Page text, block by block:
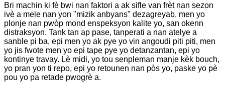
Bri machin ki fè bwi nan faktori a ak sifle van frèt nan sezon
ivè a mele nan yon "mizik anbyans" dezagreyab, men yo
plonje nan pwòp mond enspeksyon kalite yo, san okenn
distraksyon. Tank tan ap pase, tanperati a nan atelye a
sanble pi ba, epi men yo ak pye yo vin angoudi piti piti, men
yo jis fwote men yo epi tape pye yo detanzantan, epi yo
kontinye travay. Lè midi, yo tou senpleman manje kèk bouch,
yo pran yon ti repo, epi yo retounen nan pòs yo, paske yo pè
pou yo pa retade pwogrè a.